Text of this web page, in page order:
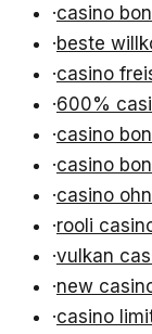
·casino
·beste
·casino
·600%
·casino
·casino
·casino
·rooli
·vulkan
·new
·casino